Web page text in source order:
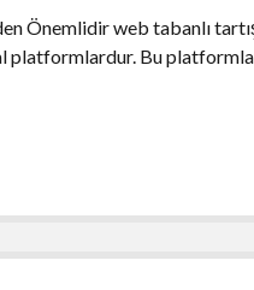
Önemlidir web tabanlı
platformlardur. Bu